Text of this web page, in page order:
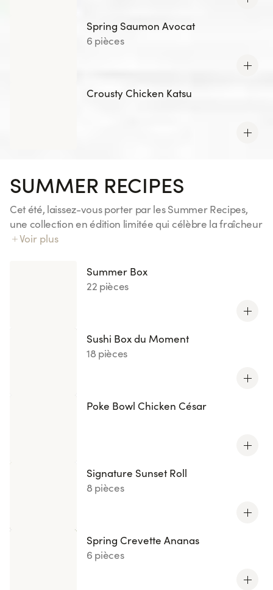
Spring Saumon Avocat
6 pièces
Crousty Chicken Katsu
SUMMER RECIPES
Cet été, laissez-vous porter par les Summer Recipes,
une collection en édition limitée qui célèbre la fraîcheur
et les saveurs ensoleillées. Découvrez des associations
pensées pour accompagner vos envies d’évasion.
Voir plus
Summer Box
22 pièces
Sushi Box du Moment
18 pièces
Poke Bowl Chicken César
Signature Sunset Roll
8 pièces
Spring Crevette Ananas
6 pièces